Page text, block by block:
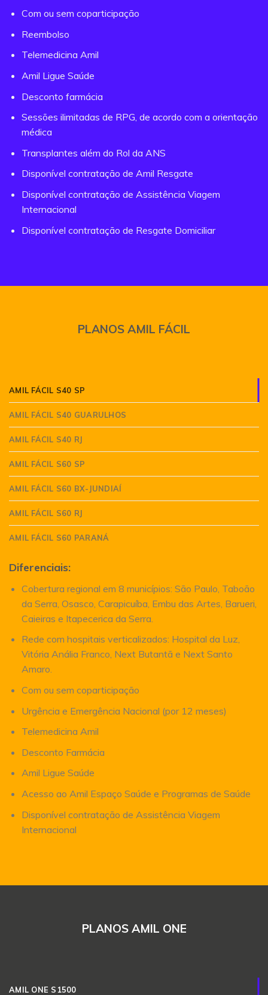
Com ou sem coparticipação
Reembolso
Telemedicina Amil
Amil Ligue Saúde
Desconto farmácia
Sessões ilimitadas de RPG, de acordo com a orientação
médica
Transplantes além do Rol da ANS
Disponível contratação de Amil Resgate
Disponível contratação de Assistência Viagem
Internacional
Disponível contratação de Resgate Domiciliar
PLANOS AMIL FÁCIL
AMIL FÁCIL S40 SP
AMIL FÁCIL S40 GUARULHOS
AMIL FÁCIL S40 RJ
AMIL FÁCIL S60 SP
AMIL FÁCIL S60 BX-JUNDIAÍ
AMIL FÁCIL S60 RJ
AMIL FÁCIL S60 PARANÁ
Diferenciais:
Cobertura regional em 8 municípios: São Paulo, Taboão
da Serra, Osasco, Carapicuíba, Embu das Artes, Barueri,
Caieiras e Itapecerica da Serra.
Rede com hospitais verticalizados: Hospital da Luz,
Vitória Anália Franco, Next Butantã e Next Santo
Amaro.
Com ou sem coparticipação
Urgência e Emergência Nacional (por 12 meses)
Telemedicina Amil
Desconto Farmácia
Amil Ligue Saúde
Acesso ao Amil Espaço Saúde e Programas de Saúde
Disponível contratação de Assistência Viagem
Internacional
PLANOS AMIL ONE
AMIL ONE S1500